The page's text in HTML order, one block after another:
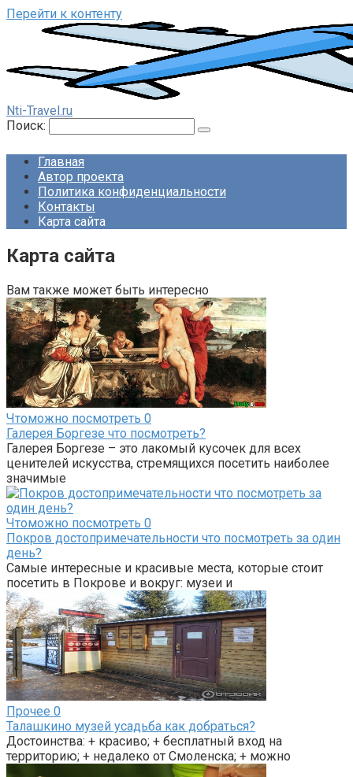
Перейти к контенту
Nti-Travel.ru
Поиск:
Главная
Автор проекта
Политика конфиденциальности
Контакты
Карта сайта
Карта сайта
Вам также может быть интересно
Чтоможно посмотреть 0
Галерея Боргезе что посмотреть?
Галерея Боргезе – это лакомый кусочек для всех
ценителей искусства, стремящихся посетить наиболее
значимые
Чтоможно посмотреть 0
Покров достопримечательности что посмотреть за один
день?
Самые интересные и красивые места, которые стоит
посетить в Покрове и вокруг: музеи и
Прочее 0
Талашкино музей усадьба как добраться?
Достоинства: + красиво; + бесплатный вход на
территорию; + недалеко от Смоленска; + можно